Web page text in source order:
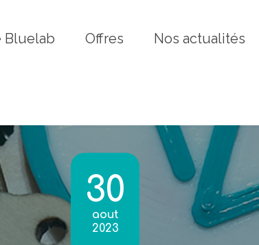
Bluelab Offres Nos actualités
30
aout
2023